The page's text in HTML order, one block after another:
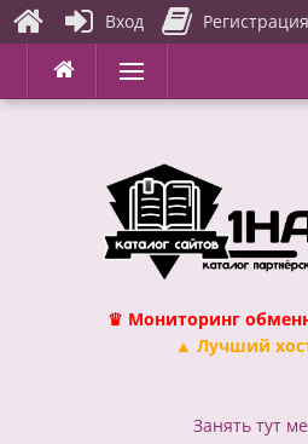
Перейти
содержимому
Меню
♛ Мониторинг
▲ Лучший
Занять тут
Вход Регистрация